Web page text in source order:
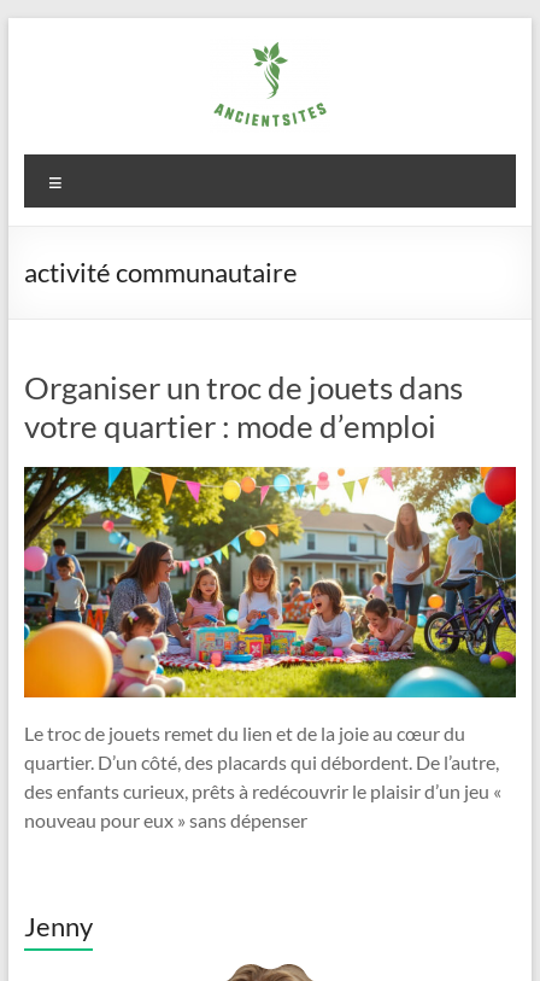
ancientsites.eu
activité communautaire
Organiser un troc de jouets dans
votre quartier : mode d’emploi
Le troc de jouets remet du lien et de la joie au cœur du
quartier. D’un côté, des placards qui débordent. De l’autre,
des enfants curieux, prêts à redécouvrir le plaisir d’un jeu «
nouveau pour eux » sans dépenser
Jenny